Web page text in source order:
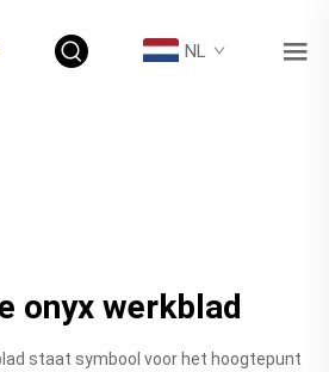
NL
onyx werkblad
staat symbool voor het hoogtepunt